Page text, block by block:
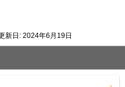
新日: 2024年6月19日